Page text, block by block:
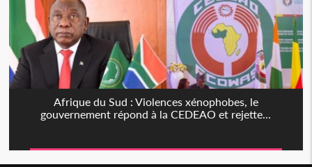
Afrique du Sud : Violences xénophobes, le
gouvernement répond à la CEDEAO et rejette...